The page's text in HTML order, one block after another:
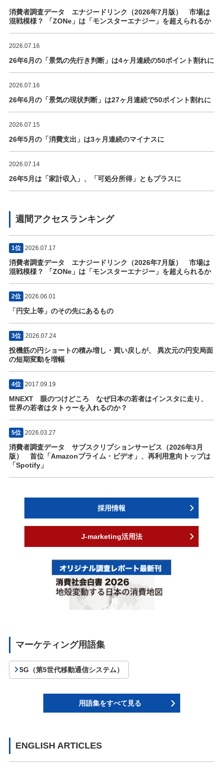
消費者調査データ エナジードリンク（2026年7月版） 市場は
混戦模様？ 「ZONe」は「モンスターエナジー」を超えられるか
2026.07.16
26年6月の「景気の先行き判断」は4ヶ月連続の50ポイント割れに
2026.07.16
26年6月の「景気の現状判断」は27ヶ月連続で50ポイント割れに
2026.07.15
26年5月の「消費支出」は3ヶ月連続のマイナスに
2026.07.14
26年5月は「家計収入」、「可処分所得」ともプラスに
週間アクセスランキング
1位 2026.07.17
消費者調査データ エナジードリンク（2026年7月版） 市場は
混戦模様？ 「ZONe」は「モンスターエナジー」を超えられるか
2位 2026.06.01
「円安上等」のその先にあるもの
3位 2026.07.24
投機筋の円ショートの積み増し・買い戻しが、 異次元の円安局面
の短期変動を増幅
4位 2017.09.19
MNEXT 眼のつけどころ なぜ日本の若者はインスタに走り、
世界の若者はタトゥーを入れるのか？
5位 2026.03.27
消費者調査データ サブスクリプションサービス（2026年3月
版） 首位「Amazonプライム・ビデオ」、再利用意向トップは
「Spotify」
採用情報
J-marketing活用法
マーケティング用語集
5G（第5世代移動通信システム）
用語集をすべて見る
ENGLISH ARTICLES